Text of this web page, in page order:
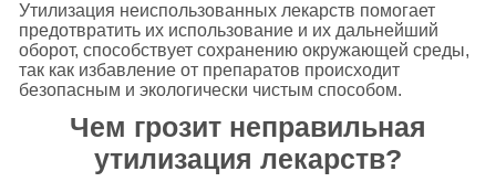
Утилизация неиспользованных лекарств помогает
предотвратить их использование и их дальнейший
оборот, способствует сохранению окружающей среды,
так как избавление от препаратов происходит
безопасным и экологически чистым способом.
Чем грозит неправильная
утилизация лекарств?